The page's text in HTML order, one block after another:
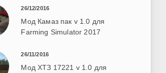
26/12/2016
Мод Камаз пак v 1.0 для
Farming Simulator 2017
26/11/2016
Мод ХТЗ 17221 v 1.0 для